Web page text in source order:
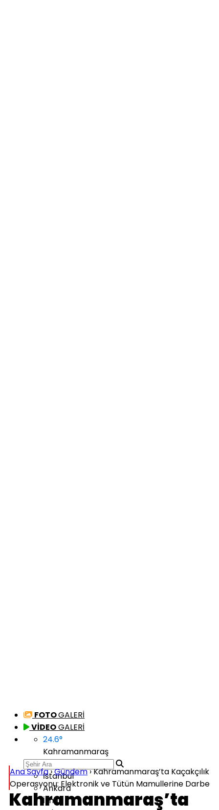
FOTOGALERİ
VİDEOGALERİ
24.6°
Kahramanmaraş
İstanbul
Ankara
İzmir
Ana Sayfa›Gündem›Kahramanmaraş’ta Kaçakçılık
Operasyonu: Elektronik ve Tütün Mamullerine Darbe
Kahramanmaraş’ta